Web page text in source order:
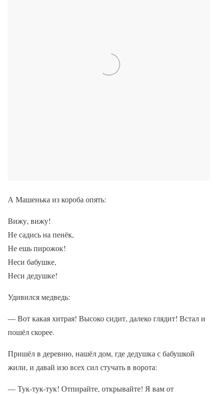
А Машенька из короба опять:
Вижу, вижу!
Не садись на пенёк,
Не ешь пирожок!
Неси бабушке,
Неси дедушке!
Удивился медведь:
— Вот какая хитрая! Высоко сидит, далеко глядит! Встал и
пошёл скорее.
Пришёл в деревню, нашёл дом, где дедушка с бабушкой
жили, и давай изо всех сил стучать в ворота:
— Тук-тук-тук! Отпирайте, открывайте! Я вам от